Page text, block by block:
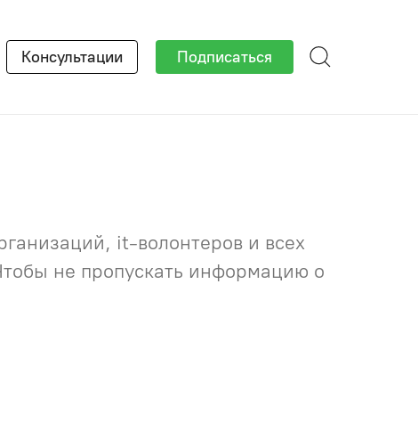
Консультации Подписаться
it-волонтеров и всех
не пропускать информацию о